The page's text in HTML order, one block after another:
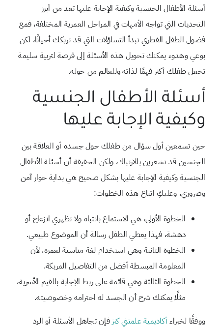
أسئلة الأطفال الجنسية وكيفية الإجابة عليها تعد من أبرز
التحديات التي تواجه الأمهات في المراحل العمرية المختلفة، فمع
فضول الطفل الفطري تبدأ التساؤلات التي قد تربكك أحيانًا، لكن
بوعي وهدوء يمكنك تحويل هذه الأسئلة إلى فرصة لتربية سليمة
تجعل طفلك أكثر فهمًا لذاته وللعالم من حوله.
أسئلة الأطفال الجنسية
وكيفية الإجابة عليها
حين تسمعين أول سؤال من طفلك حول جسده أو العلاقة بين
الجنسين قد تشعرين بالارتباك، ولكن الحقيقة أن أسئلة الأطفال
الجنسية وكيفية الإجابة عليها بشكل صحيح هي بداية حوار آمن
وضروري، وعليكِ اتباع هذه الخطوات:
الخطوة الأولى، هي الاستماع بانتباه ولا تظهري انزعاج أو
دهشة، فهذا يعطي الطفل رسالة أن الموضوع طبيعي.
الخطوة الثانية وهي استخدام لغة مناسبة لعمره، لأن
المعلومة المبسطة أفضل من التفاصيل المربكة.
الخطوة الثالثة وهي قائمة على ربط الإجابة بالقيم الأسرية،
مثلًا يمكنك شرح أن الجسد له احترامه وخصوصيته.
ووفقًا لخبراءأكاديمية علمتني كنز فإن تجاهل الأسئلة أو الرد